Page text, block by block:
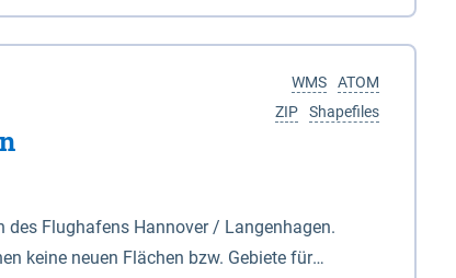
im Osten und Hohnstorf (Elbe) im Westen
umfasst Teile der Landkreise
ATOM
WMS
Shapefiles
ZIP
Flughafens Hannover / Langenhagen.
keine neuen Flächen bzw. Gebiete für